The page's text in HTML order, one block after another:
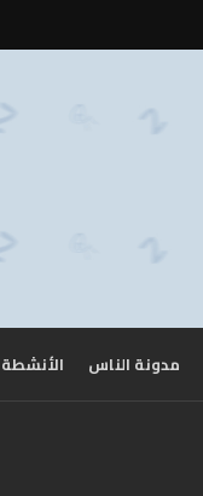
مدونة الناس الأنشطة